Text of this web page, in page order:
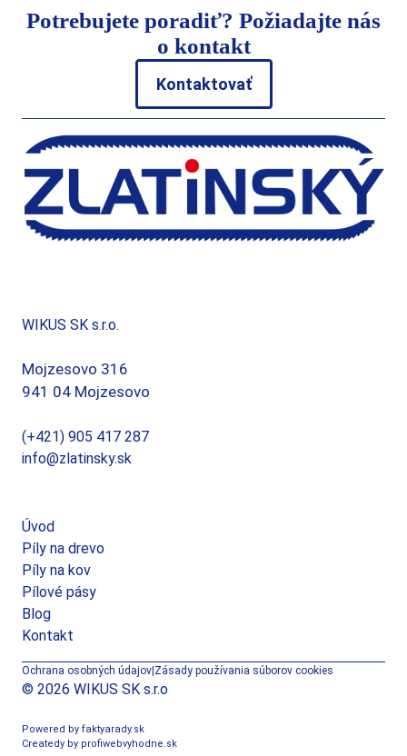
Potrebujete poradiť? Požiadajte nás
o kontakt
Kontaktovať
WIKUS SK s.r.o.
Mojzesovo 316
941 04 Mojzesovo
(+421) 905 417 287
info@zlatinsky.sk
Úvod
Píly na drevo
Píly na kov
Pílové pásy
Blog
Kontakt
© 2026 WIKUS SK s.r.o
Ochrana osobných údajov Zásady používania súborov cookies
Createdy by profiwebvyhodne.sk
Powered by faktyarady.sk